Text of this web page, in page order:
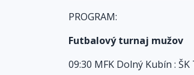
PROGRAM:
Futbalový turnaj mužov
09:30 MFK Dolný Kubín :